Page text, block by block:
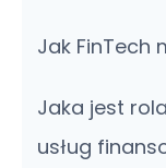
Jak FinTech
Jaka jest
usług